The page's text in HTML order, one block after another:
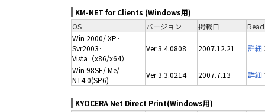
KM-NET for Clients (Windows用)
OS
バージョン 掲載日
Win 2000/ XP･
Svr2003･
Vista（x86/x64）
Ver 3.4.0808 2007.12.21 詳細
Win 98SE/ Me/
NT4.0(SP6)
Ver 3.3.0214 2007.7.13 詳細
KYOCERA Net Direct Print(Windows用)